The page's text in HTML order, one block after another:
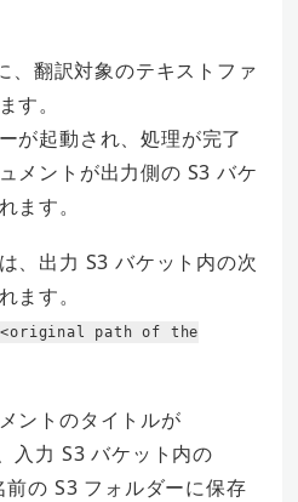
、翻訳対象のテキストファ
す。
が起動され、処理が完了
メントが出力側の S3 バケ
ます。
、出力 S3 バケット内の次
ます。
<original path of the
ントのタイトルが
力 S3 バケット内の
の S3 フォルダーに保存